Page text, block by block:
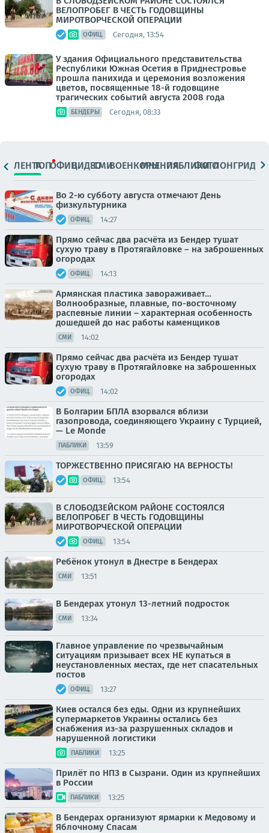
ВЕЛОПРОБЕГ В ЧЕСТЬ ГОДОВЩИНЫ
МИРОТВОРЧЕСКОЙ ОПЕРАЦИИ
ОФИЦ. Сегодня, 13:54
У здания Официального представительства
Республики Южная Осетия в Приднестровье
прошла панихида и церемония возложения
цветов, посвященные 18-й годовщине
трагических событий августа 2008 года
БЕНДЕРЫ Сегодня, 08:33
ЛЕНТАТОПОФИЦ.ВИДЕОСМИВОЕНКОРЫМНЕНИЯПАБЛИКИ
ФОТОЛОНГРИДЫ
Во 2-ю субботу августа отмечают День
физкультурника
ОФИЦ. 14:27
Прямо сейчас два расчёта из Бендер тушат
сухую траву в Протягайловке – на заброшенных
огородах
ОФИЦ. 14:13
Армянская пластика завораживает…
Волнообразные, плавные, по-восточному
распевные линии – характерная особенность
дошедшей до нас работы каменщиков
СМИ 14:02
Прямо сейчас два расчёта из Бендер тушат
сухую траву в Протягайловке на заброшенных
огородах
ОФИЦ. 14:02
В Болгарии БПЛА взорвался вблизи
газопровода, соединяющего Украину с Турцией,
— Le Monde
ПАБЛИКИ 13:59
ТОРЖЕСТВЕННО ПРИСЯГАЮ НА ВЕРНОСТЬ!
ОФИЦ. 13:54
В СЛОБОДЗЕЙСКОМ РАЙОНЕ СОСТОЯЛСЯ
ВЕЛОПРОБЕГ В ЧЕСТЬ ГОДОВЩИНЫ
МИРОТВОРЧЕСКОЙ ОПЕРАЦИИ
ОФИЦ. 13:54
Ребёнок утонул в Днестре в Бендерах
СМИ 13:51
В Бендерах утонул 13-летний подросток
СМИ 13:34
Главное управление по чрезвычайным
ситуациям призывает всех НЕ купаться в
неустановленных местах, где нет спасательных
постов
ОФИЦ. 13:27
Киев остался без еды. Одни из крупнейших
супермаркетов Украины остались без
снабжения из-за разрушенных складов и
нарушенной логистики
ПАБЛИКИ 13:25
Прилёт по НПЗ в Сызрани. Один из крупнейших
в России
ПАБЛИКИ 13:25
В Бендерах организуют ярмарки к Медовому и
Яблочному Спасам